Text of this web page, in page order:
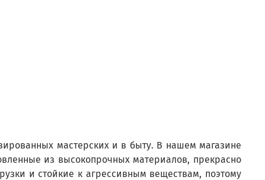
мастерских и в быту. В нашем магазине
из высокопрочных материалов, прекрасно
и стойкие к агрессивным веществам, поэтому